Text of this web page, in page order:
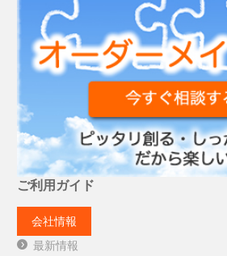
ご利用ガイド
会社情報
最新情報